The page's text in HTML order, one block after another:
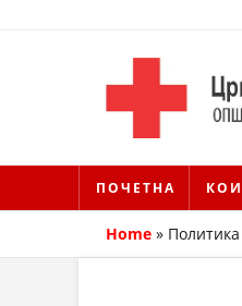
ПОЧЕТНА
Home »